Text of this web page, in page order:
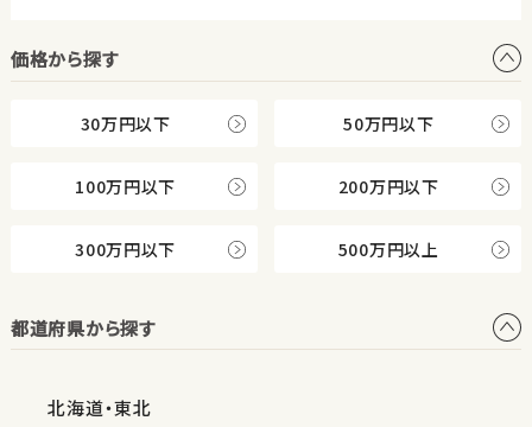
価格から探す
30万円以下 50万円以下
100万円以下 200万円以下
300万円以下 500万円以上
都道府県から探す
北海道・東北